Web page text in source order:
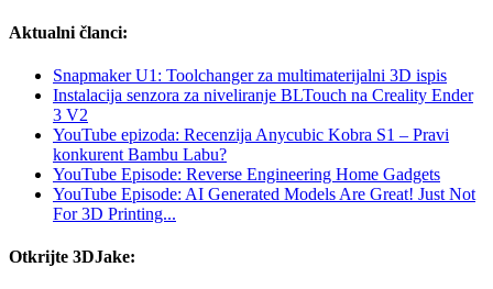
Aktualni članci:
Snapmaker U1: Toolchanger za multimaterijalni 3D ispis
Instalacija senzora za niveliranje BLTouch na Creality Ender
3 V2
YouTube epizoda: Recenzija Anycubic Kobra S1 – Pravi
konkurent Bambu Labu?
YouTube Episode: Reverse Engineering Home Gadgets
YouTube Episode: AI Generated Models Are Great! Just Not
For 3D Printing...
Otkrijte 3DJake: